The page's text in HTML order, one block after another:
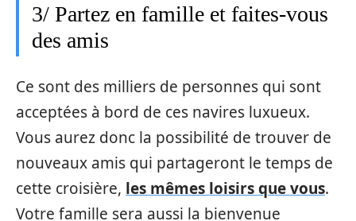
3/ Partez en famille et faites-vous
des amis
Ce sont des milliers de personnes qui sont
acceptées à bord de ces navires luxueux.
Vous aurez donc la possibilité de trouver de
nouveaux amis qui partageront le temps de
cette croisière, les mêmes loisirs que vous.
Votre famille sera aussi la bienvenue